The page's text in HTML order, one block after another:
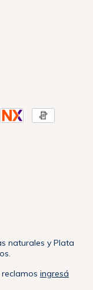
naturales y Plata
ingresá